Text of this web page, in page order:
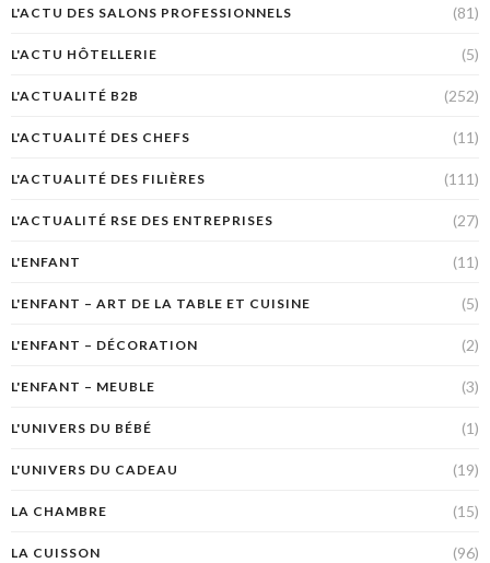
L'ACTU DES SALONS PROFESSIONNELS (81)
L'ACTU HÔTELLERIE (5)
L'ACTUALITÉ B2B (252)
L'ACTUALITÉ DES CHEFS (11)
L'ACTUALITÉ DES FILIÈRES (111)
L'ACTUALITÉ RSE DES ENTREPRISES (27)
L'ENFANT (11)
L'ENFANT – ART DE LA TABLE ET CUISINE (5)
L'ENFANT – DÉCORATION (2)
L'ENFANT – MEUBLE (3)
L'UNIVERS DU BÉBÉ (1)
L'UNIVERS DU CADEAU (19)
LA CHAMBRE (15)
LA CUISSON (96)